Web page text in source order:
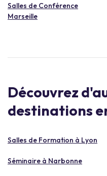
Salles de Conférence
Marseille
Découvrez
destinations
Salles de Formation à Lyon
Séminaire à Narbonne